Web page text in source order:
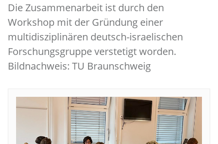
Die Zusammenarbeit ist durch den
Workshop mit der Gründung einer
multidisziplinären deutsch-israelischen
Forschungsgruppe verstetigt worden.
Bildnachweis: TU Braunschweig